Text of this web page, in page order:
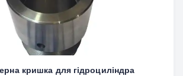
кришка для гідроциліндра